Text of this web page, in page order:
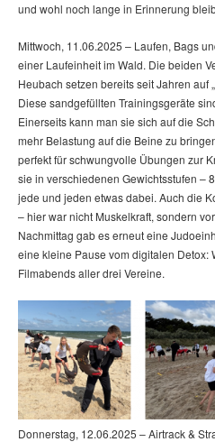
und wohl noch lange in Erinnerung
Mittwoch, 11.06.2025 – Laufen, Bags
einer Laufeinheit im Wald. Die beiden
Heubach setzen bereits seit Jahren auf
Diese sandgefüllten Trainingsgeräte
Einerseits kann man sie sich auf die
mehr Belastung auf die Beine zu
perfekt für schwungvolle Übungen zur
sie in verschiedenen Gewichtsstufen –
jede und jeden etwas dabei. Auch die
– hier war nicht Muskelkraft, sondern
Nachmittag gab es erneut eine
eine kleine Pause vom digitalen Detox:
Filmabends aller drei Vereine.
Donnerstag, 12.06.2025 – Airtrack &